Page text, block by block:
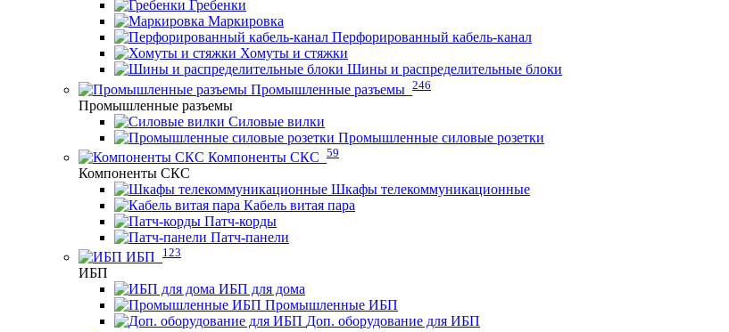
Гребенки
Маркировка
Перфорированный кабель-канал
Хомуты и стяжки
Шины и распределительные блоки
Промышленные разъемы 246
Промышленные разъемы
Силовые вилки
Промышленные силовые розетки
Компоненты СКС 59
Компоненты СКС
Шкафы телекоммуникационные
Кабель витая пара
Патч-корды
Патч-панели
ИБП
123
ИБП
ИБП для дома
Промышленные ИБП
Доп. оборудование для ИБП